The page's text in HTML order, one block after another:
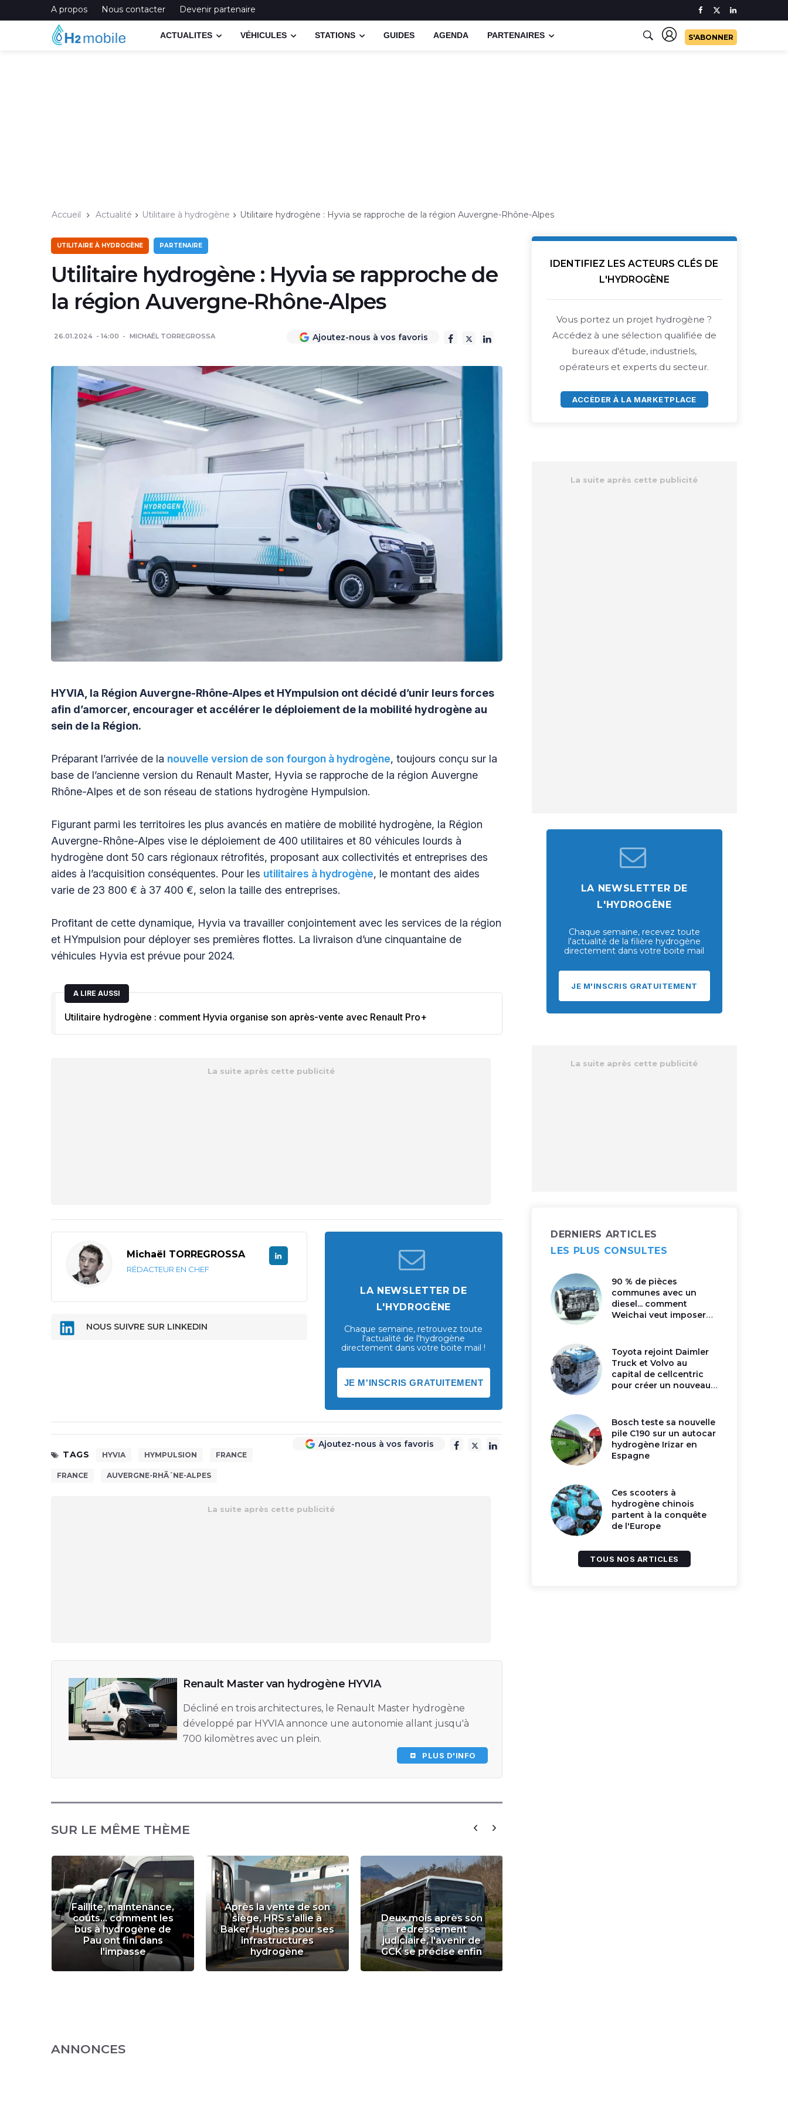
A propos Nous contacter Devenir partenaire
ACTUALITES VÉHICULES STATIONS GUIDES AGENDA PARTENAIRES S'ABONNER
Accueil Actualité Utilitaire à hydrogène Utilitaire hydrogène : Hyvia se rapproche de la région Auvergne-Rhône-Alpes
UTILITAIRE À HYDROGÈNE PARTENAIRE
Utilitaire hydrogène : Hyvia se rapproche de
la région Auvergne-Rhône-Alpes
26.01.2024 14:00 MICHAËL TORREGROSSA Ajoutez-nous à vos favoris
HYVIA, la Région Auvergne-Rhône-Alpes et HYmpulsion ont décidé d’unir leurs forces
afin d’amorcer, encourager et accélérer le déploiement de la mobilité hydrogène au
sein de la Région.
Préparant l’arrivée de la nouvelle version de son fourgon à hydrogène, toujours conçu sur la
base de l’ancienne version du Renault Master, Hyvia se rapproche de la région Auvergne
Rhône-Alpes et de son réseau de stations hydrogène Hympulsion.
Figurant parmi les territoires les plus avancés en matière de mobilité hydrogène, la Région
Auvergne-Rhône-Alpes vise le déploiement de 400 utilitaires et 80 véhicules lourds à
hydrogène dont 50 cars régionaux rétrofités, proposant aux collectivités et entreprises des
aides à l’acquisition conséquentes. Pour les utilitaires à hydrogène, le montant des aides
varie de 23 800 € à 37 400 €, selon la taille des entreprises.
Profitant de cette dynamique, Hyvia va travailler conjointement avec les services de la région
et HYmpulsion pour déployer ses premières flottes. La livraison d’une cinquantaine de
véhicules Hyvia est prévue pour 2024.
A LIRE AUSSI
Utilitaire hydrogène : comment Hyvia organise son après-vente avec Renault Pro+
Michaël TORREGROSSA
RÉDACTEUR EN CHEF
NOUS SUIVRE SUR LINKEDIN
LA NEWSLETTER DE
L'HYDROGÈNE
Chaque semaine, retrouvez toute
l'actualité de l'hydrogène
directement dans votre boite mail !
JE M'INSCRIS GRATUITEMENT
Ajoutez-nous à vos favoris
TAGS
HYVIA HYMPULSION FRANCE
FRANCE AUVERGNE-RHÃ´NE-ALPES
Renault Master van hydrogène HYVIA
Décliné en trois architectures, le Renault Master hydrogène
développé par HYVIA annonce une autonomie allant jusqu'à
700 kilomètres avec un plein.
PLUS D'INFO
SUR LE MÊME THÈME
Faillite, maintenance,
coûts... comment les
bus à hydrogène de
Pau ont fini dans
l'impasse
Après la vente de son
siège, HRS s'allie à
Baker Hughes pour ses
infrastructures
hydrogène
Deux mois après son
redressement
judiciaire, l'avenir de
GCK se précise enfin
IDENTIFIEZ LES ACTEURS CLÉS DE
L'HYDROGÈNE
Vous portez un projet hydrogène ?
Accédez à une sélection qualifiée de
bureaux d'étude, industriels,
opérateurs et experts du secteur.
ACCÈDER À LA MARKETPLACE
LA NEWSLETTER DE
L'HYDROGÈNE
Chaque semaine, recevez toute
l'actualité de la filière hydrogène
directement dans votre boite mail
JE M'INSCRIS GRATUITEMENT
DERNIERS ARTICLES
LES PLUS CONSULTES
90 % de pièces
communes avec un
diesel... comment
Weichai veut imposer
Toyota rejoint Daimler
Truck et Volvo au
capital de cellcentric
pour créer un nouveau
Bosch teste sa nouvelle
pile C190 sur un autocar
hydrogène Irizar en
Espagne
Ces scooters à
hydrogène chinois
partent à la conquête
de l'Europe
TOUS NOS ARTICLES
ANNONCES